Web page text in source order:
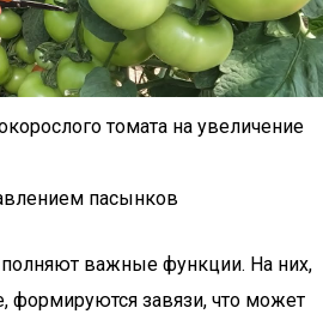
томата на увеличение
пасынков
важные функции. На них,
формируются завязи, что может